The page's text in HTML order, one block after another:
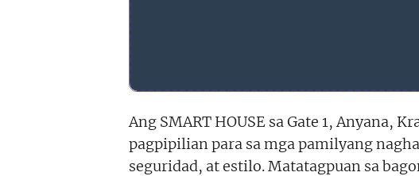
Ang SMART HOUSE sa Gate 1, Anyana,
pagpipilian para sa mga pamilyang
seguridad, at estilo. Matatagpuan sa